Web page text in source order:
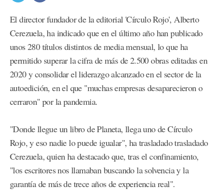
El director fundador de la editorial 'Círculo Rojo', Alberto
Cerezuela, ha indicado que en el último año han publicado
unos 280 títulos distintos de media mensual, lo que ha
permitido superar la cifra de más de 2.500 obras editadas en
2020 y consolidar el liderazgo alcanzado en el sector de la
autoedición, en el que "muchas empresas desaparecieron o
cerraron" por la pandemia.
"Donde llegue un libro de Planeta, llega uno de Círculo
Rojo, y eso nadie lo puede igualar", ha trasladado trasladado
Cerezuela, quien ha destacado que, tras el confinamiento,
"los escritores nos llamaban buscando la solvencia y la
garantía de más de trece años de experiencia real".